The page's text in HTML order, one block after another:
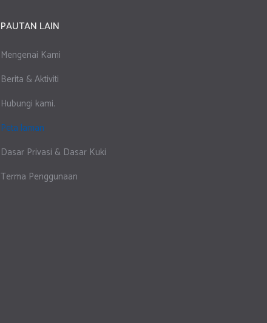
PAUTAN LAIN
Mengenai Kami
Berita & Aktiviti
Hubungi kami.
Peta laman
Dasar Privasi & Dasar Kuki
Terma Penggunaan